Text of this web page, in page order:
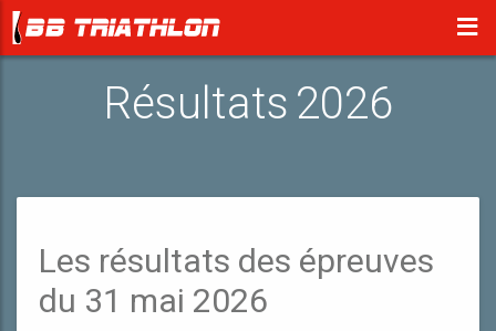
Résultats 2026
Les résultats des épreuves
du 31 mai 2026